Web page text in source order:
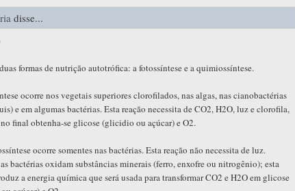
disse...
formas de nutrição autotrófica: a fotossíntese e a quimiossíntese.
ocorre nos vegetais superiores clorofilados, nas algas, nas cianobactérias
e em algumas bactérias. Esta reação necessita de CO2, H2O, luz e clorofila,
final obtenha-se glicose (glicidio ou açúcar) e O2.
ocorre somentes nas bactérias. Esta reação não necessita de luz.
bactérias oxidam substâncias minerais (ferro, enxofre ou nitrogênio); esta
a energia química que será usada para transformar CO2 e H2O em glicose